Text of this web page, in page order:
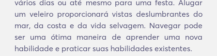
vários dias ou até mesmo para uma festa. Alugar
um veleiro proporcionará vistas deslumbrantes do
mar, da costa e da vida selvagem. Navegar pode
ser uma ótima maneira de aprender uma nova
habilidade e praticar suas habilidades existentes.